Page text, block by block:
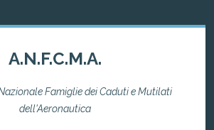
A.N.F.C.M.A.
Famiglie dei Caduti e Mutilati
dell'Aeronautica